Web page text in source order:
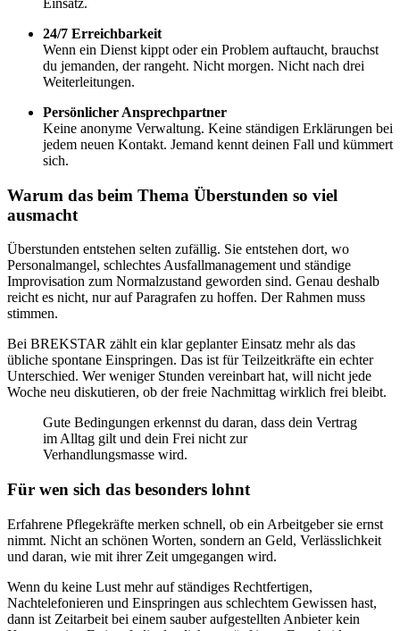
Einsatz.
24/7 Erreichbarkeit
Wenn ein Dienst kippt oder ein Problem auftaucht, brauchst
du jemanden, der rangeht. Nicht morgen. Nicht nach drei
Weiterleitungen.
Persönlicher Ansprechpartner
Keine anonyme Verwaltung. Keine ständigen Erklärungen bei
jedem neuen Kontakt. Jemand kennt deinen Fall und kümmert
sich.
Warum das beim Thema Überstunden so viel
ausmacht
Überstunden entstehen selten zufällig. Sie entstehen dort, wo
Personalmangel, schlechtes Ausfallmanagement und ständige
Improvisation zum Normalzustand geworden sind. Genau deshalb
reicht es nicht, nur auf Paragrafen zu hoffen. Der Rahmen muss
stimmen.
Bei BREKSTAR zählt ein klar geplanter Einsatz mehr als das
übliche spontane Einspringen. Das ist für Teilzeitkräfte ein echter
Unterschied. Wer weniger Stunden vereinbart hat, will nicht jede
Woche neu diskutieren, ob der freie Nachmittag wirklich frei bleibt.
Gute Bedingungen erkennst du daran, dass dein Vertrag
im Alltag gilt und dein Frei nicht zur
Verhandlungsmasse wird.
Für wen sich das besonders lohnt
Erfahrene Pflegekräfte merken schnell, ob ein Arbeitgeber sie ernst
nimmt. Nicht an schönen Worten, sondern an Geld, Verlässlichkeit
und daran, wie mit ihrer Zeit umgegangen wird.
Wenn du keine Lust mehr auf ständiges Rechtfertigen,
Nachtelefonieren und Einspringen aus schlechtem Gewissen hast,
dann ist Zeitarbeit bei einem sauber aufgestellten Anbieter kein